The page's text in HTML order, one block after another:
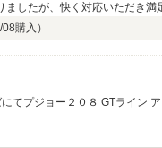
したが、快く対応いただき満
08購入）
てプジョー２０８ GTライン